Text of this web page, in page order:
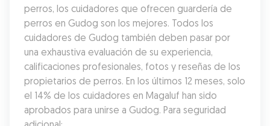
perros, los cuidadores que ofrecen guardería de
perros en Gudog son los mejores. Todos los
cuidadores de Gudog también deben pasar por
una exhaustiva evaluación de su experiencia,
calificaciones profesionales, fotos y reseñas de los
propietarios de perros. En los últimos 12 meses, solo
el 14% de los cuidadores en Magaluf han sido
aprobados para unirse a Gudog. Para seguridad